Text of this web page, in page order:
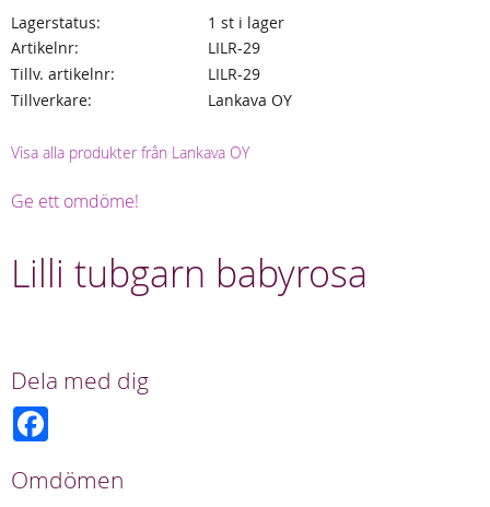
Lagerstatus
1 st i lager
Artikelnr
LILR-29
Tillv. artikelnr
LILR-29
Tillverkare
Lankava OY
Visa alla produkter från Lankava OY
Ge ett omdöme!
Lilli tubgarn babyrosa
Dela med dig
b
Omdömen